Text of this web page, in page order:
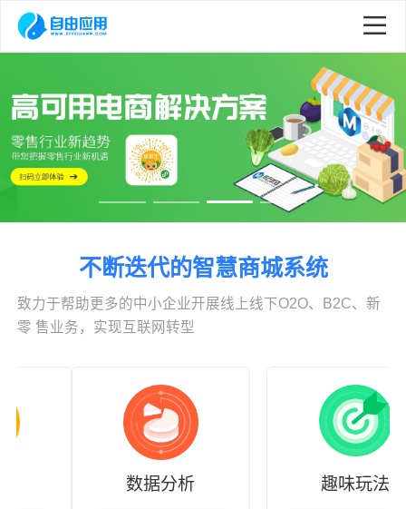
不断迭代的智慧商城系统
致力于帮助更多的中小企业开展线上线下O2O、B2C、新
零 售业务，实现互联网转型
数据分析 趣味玩法